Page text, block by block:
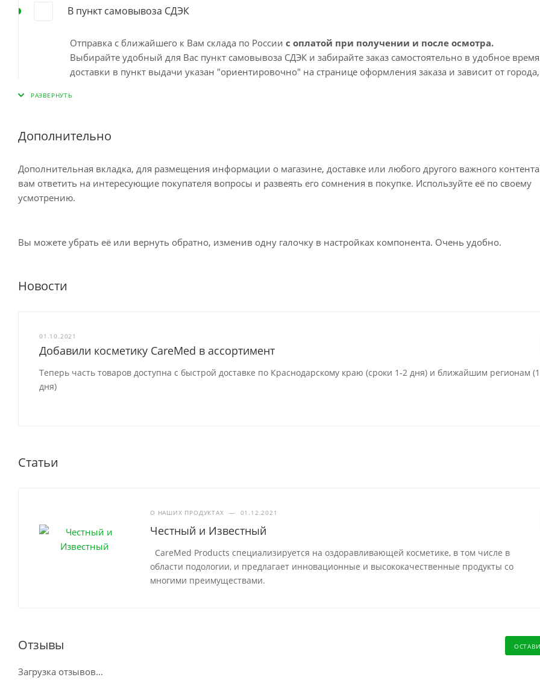
В пункт самовывоза СДЭК
Отправка с ближайшего к Вам склада по России с оплатой при получении и после осмотра.
Выбирайте удобный для Вас пункт самовывоза СДЭК и забирайте заказ самостоятельно в удобное
доставки в пункт выдачи указан "ориентировочно" на странице оформления заказа и зависит от города,
пункте самовывоза до 10 дней Остались вопросы по доставке напишите нам?
Доставка курьером СДЭК по России
Дополнительно
Дополнительная вкладка, для размещения информации о магазине, доставке или любого другого важного
вам ответить на интересующие покупателя вопросы и развеять его сомнения в покупке. Используйте её по своему
усмотрению.
Вы можете убрать её или вернуть обратно, изменив одну галочку в настройках компонента. Очень удобно.
Новости
01.10.2021
Добавили косметику CareMed в ассортимент
Теперь часть товаров доступна с быстрой доставке по Краснодарскому краю (сроки 1-2 дня) и ближайшим регионам
дня)
Статьи
О НАШИХ ПРОДУКТАХ — 01.12.2021
Честный и Известный
CareMed Products специализируется на оздоравливающей косметике, в том числе в
области подологии, и предлагает инновационные и высококачественные продукты со
многими преимуществами.
Отзывы
Загрузка отзывов...